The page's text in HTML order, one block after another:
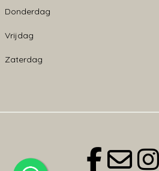
Donderdag
Vrijdag
Zaterdag